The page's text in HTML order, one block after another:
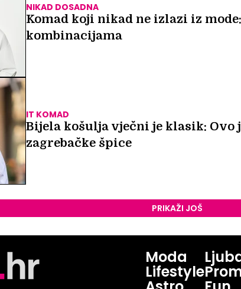
NIKAD DOSADNA
Komad koji nikad ne izlazi iz
kombinacijama
IT KOMAD
Bijela košulja vječni je klasik: Ovo
zagrebačke špice
PRIKAŽI JOŠ
Moda
Lifestyle